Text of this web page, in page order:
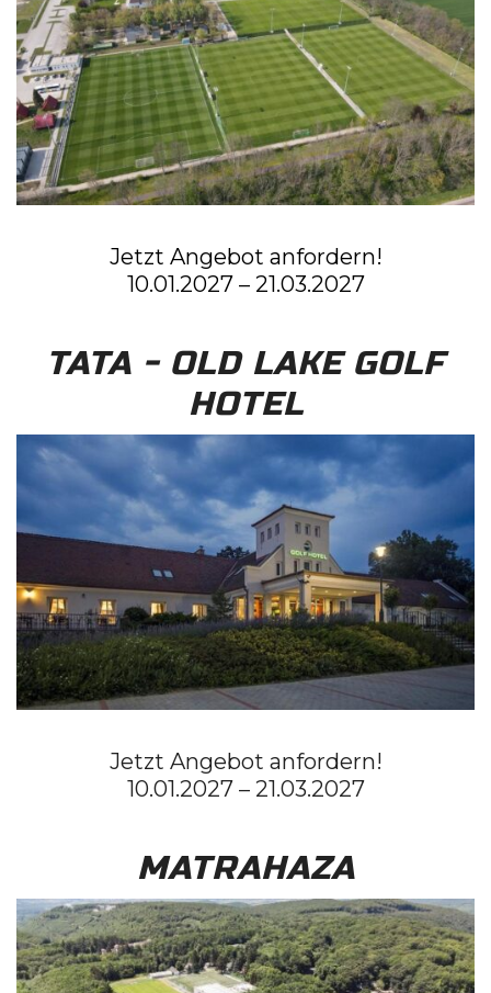
Jetzt Angebot anfordern!
10.01.2027 – 21.03.2027
TATA - OLD LAKE GOLF
HOTEL
Jetzt Angebot anfordern!
10.01.2027 – 21.03.2027
MATRAHAZA